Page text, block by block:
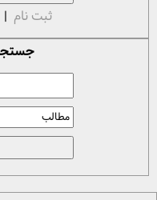
ثبت نام |